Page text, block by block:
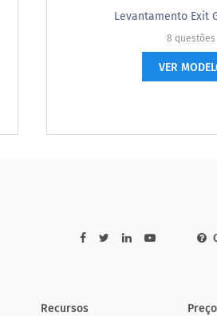
Levantamento Exit
8 questões
VER
Recursos Preço